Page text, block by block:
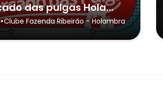
Mercado das pulgas Holambra 2026
•Clube Fazenda Ribeirão- Holambra